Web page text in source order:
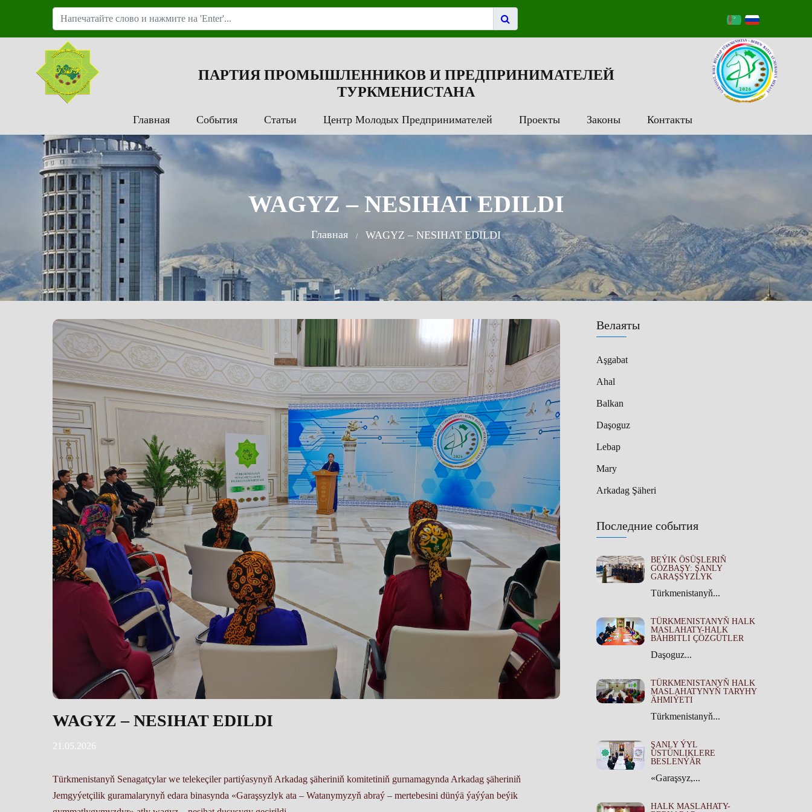
ПАРТИЯ ПРОМЫШЛЕННИКОВ И ПРЕДПРИНИМАТЕЛЕЙ
ТУРКМЕНИСТАНА
Главная События Статьи Центр Молодых Предпринимателей Проекты Законы Контакты
WAGYZ – NESIHAT EDILDI
Главная WAGYZ – NESIHAT EDILDI
Велаяты
Aşgabat
Ahal
Balkan
Daşoguz
Lebap
Mary
Arkadag Şäheri
Последние события
BEÝIK ÖSÜŞLERIŇ
GÖZBAŞY: ŞANLY
GARAŞSYZLYK
Türkmenistanyň...
TÜRKMENISTANYŇ HALK
MASLAHATY-HALK
BÄHBITLI ÇÖZGÜTLER
Daşoguz...
TÜRKMENISTANYŇ HALK
MASLAHATYNYŇ TARYHY
ÄHMIÝETI
Türkmenistanyň...
ŞANLY ÝYL
ÜSTÜNLIKLERE
BESLENÝÄR
«Garaşsyz,...
HALK MASLAHATY-
WAGYZ – NESIHAT EDILDI
21.05.2026
Türkmenistanyň Senagatçylar we telekeçiler partiýasynyň Arkadag şäheriniň komitetiniň gurnamagynda Arkadag şäheriniň
Jemgyýetçilik guramalarynyň edara binasynda «Garaşsyzlyk ata – Watanymyzyň abraý – mertebesini dünýä ýaýýan beýik